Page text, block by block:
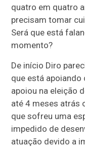
quatro em quatro
precisam tomar
Será que está
momento?
De início Diro
que está apoiando
apoiou na eleição
até 4 meses atrás
que sofreu uma
impedido de
atuação devido a